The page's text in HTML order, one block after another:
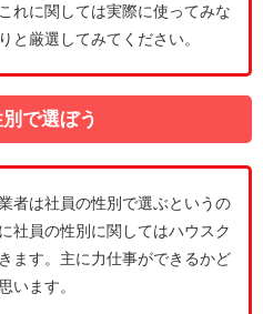
れに関しては実際に使ってみな
と厳選してみてください。
で選ぼう
者は社員の性別で選ぶというの
社員の性別に関してはハウスク
ます。主に力仕事ができるかど
います。